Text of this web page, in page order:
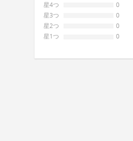
星4つ
0
星3つ
0
星2つ
0
星1つ
0